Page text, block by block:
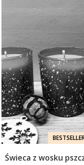
Świeca z wosku